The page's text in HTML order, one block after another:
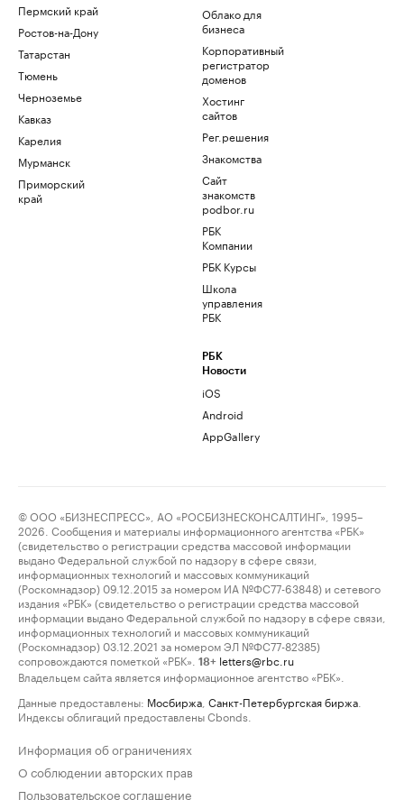
Пермский край
Ростов-на-Дону
Татарстан
Тюмень
Черноземье
Кавказ
Карелия
Мурманск
Приморский
край
Облако для
бизнеса
Корпоративный
регистратор
доменов
Хостинг
сайтов
Рег.решения
Знакомства
Сайт
знакомств
podbor.ru
РБК
Компании
РБК Курсы
Школа
управления
РБК
РБК
Новости
iOS
Android
AppGallery
© ООО «БИЗНЕСПРЕСС», АО «РОСБИЗНЕСКОНСАЛТИНГ», 1995–
2026. Сообщения и материалы информационного агентства «РБК»
(свидетельство о регистрации средства массовой информации
выдано Федеральной службой по надзору в сфере связи,
информационных технологий и массовых коммуникаций
(Роскомнадзор) 09.12.2015 за номером ИА №ФС77-63848) и сетевого
издания «РБК» (свидетельство о регистрации средства массовой
информации выдано Федеральной службой по надзору в сфере связи,
информационных технологий и массовых коммуникаций
(Роскомнадзор) 03.12.2021 за номером ЭЛ №ФС77-82385)
сопровождаются пометкой «РБК».
18+ letters@rbc.ru
Владельцем сайта является информационное агентство «РБК».
Данные предоставлены: Мосбиржа Санкт-Петербургская биржа
Индексы облигаций предоставлены Cbonds.
Информация об ограничениях
О соблюдении авторских прав
Пользовательское соглашение